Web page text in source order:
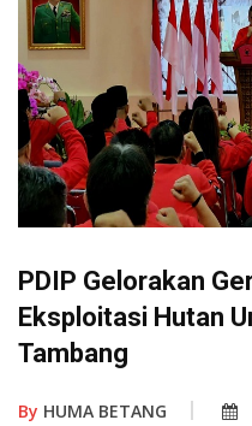
PDIP Gelorakan
Eksploitasi Hutan
Tambang
By HUMA BETANG